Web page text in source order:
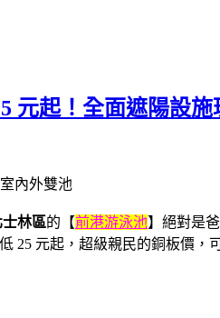
元起！全面遮陽設
士林區的【前港游泳池】絕對是
25 元起，超級親民的銅板價，